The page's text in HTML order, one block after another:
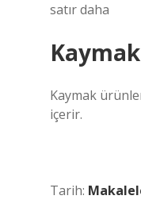
satır daha
Kaymak
içerir.
Tarih: